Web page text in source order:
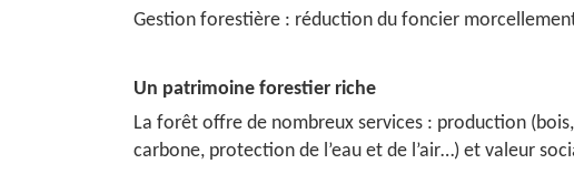
Gestion forestière : réduction du foncier
Un patrimoine forestier riche
La forêt offre de nombreux services : production
carbone, protection de l’eau et de l’air…) et valeur